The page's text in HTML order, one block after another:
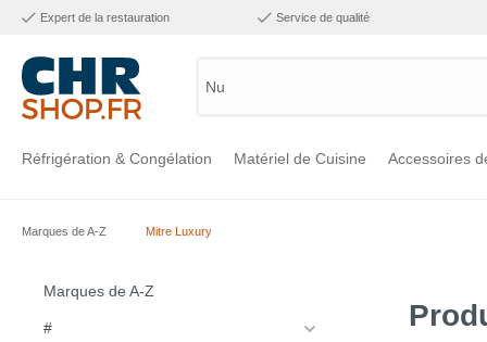
Expert de la restauration Service de qualité
Numéro
Réfrigération & Congélation Matériel de Cuisine Accessoires
Marques de A-Z Mitre Luxury
Marques de A-Z
#